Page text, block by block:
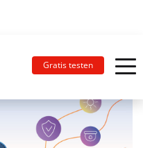
Gratis testen